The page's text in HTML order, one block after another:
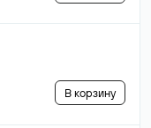
В корзину